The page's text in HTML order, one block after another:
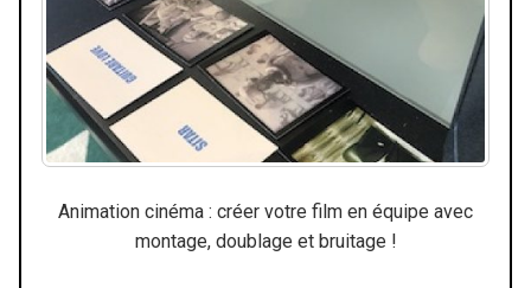
Animation cinéma : créer votre film en équipe avec
montage, doublage et bruitage !